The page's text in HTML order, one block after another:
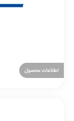
اطلاعات محصول